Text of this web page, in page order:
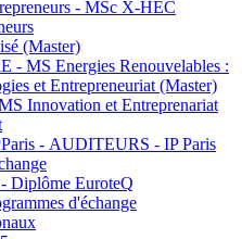
- MSc X-HEC
(Master)
- MS Energies Renouvelables :
et Entrepreneuriat (Master)
Innovation et Entreprenariat
- AUDITEURS - IP Paris
Diplôme EuroteQ
d'échange